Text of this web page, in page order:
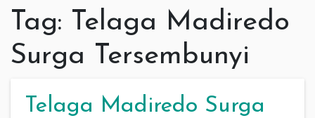
Tag: Telaga Madiredo
Surga Tersembunyi
Telaga Madiredo Surga